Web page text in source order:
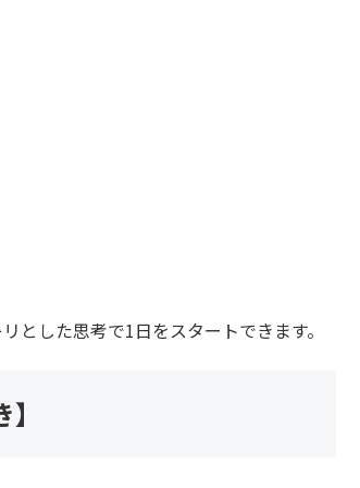
とした思考で1日をスタートできます。